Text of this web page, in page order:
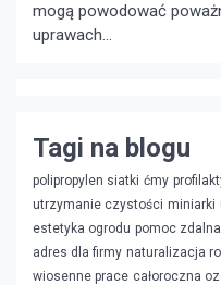
mogą powodować
uprawach...
Tagi na blogu
polipropylen siatki ćmy
utrzymanie czystości miniarki
estetyka ogrodu pomoc zdalna
adres dla firmy naturalizacja
wiosenne prace całoroczna